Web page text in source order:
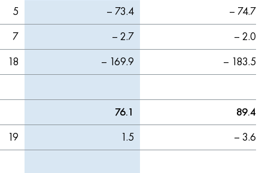
5
– 73.4
– 74.7
7
– 2.7
– 2.0
18
– 169.9 – 183.5
76.1
89.4
19
1.5 – 3.6